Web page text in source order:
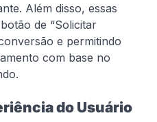
Além disso, essas
de “Solicitar
e permitindo
com base no
do Usuário